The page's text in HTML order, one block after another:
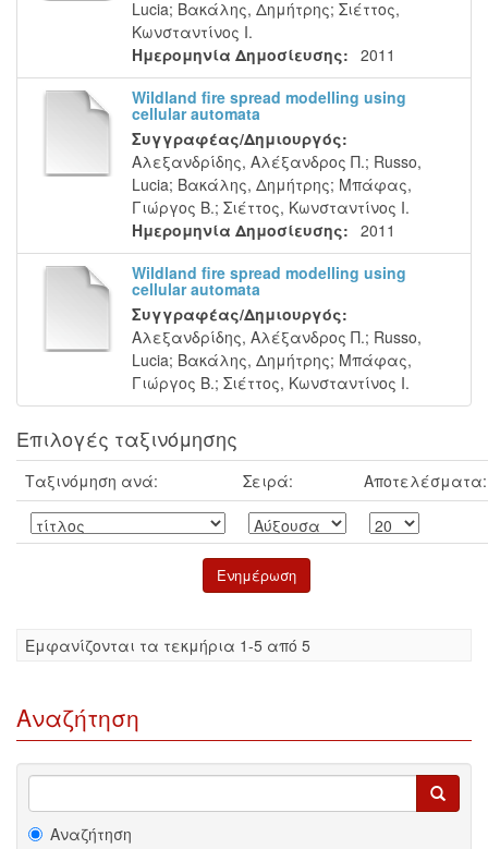
Lucia; Βακάλης, Δημήτρης; Σιέττος,
Κωνσταντίνος Ι.
Ημερομηνία Δημοσίευσης: 2011
Wildland fire spread modelling using
cellular automata
Συγγραφέας/Δημιουργός:
Αλεξανδρίδης, Αλέξανδρος Π.; Russo,
Lucia; Βακάλης, Δημήτρης; Μπάφας,
Γιώργος Β.; Σιέττος, Κωνσταντίνος Ι.
Ημερομηνία Δημοσίευσης: 2011
Wildland fire spread modelling using
cellular automata
Συγγραφέας/Δημιουργός:
Αλεξανδρίδης, Αλέξανδρος Π.; Russo,
Lucia; Βακάλης, Δημήτρης; Μπάφας,
Γιώργος Β.; Σιέττος, Κωνσταντίνος Ι.
Επιλογές ταξινόμησης
Ταξινόμηση ανά: Σειρά: Αποτελέσματα:
Eμφανίζονται τα τεκμήρια 1-5 από 5
Αναζήτηση
Αναζήτηση